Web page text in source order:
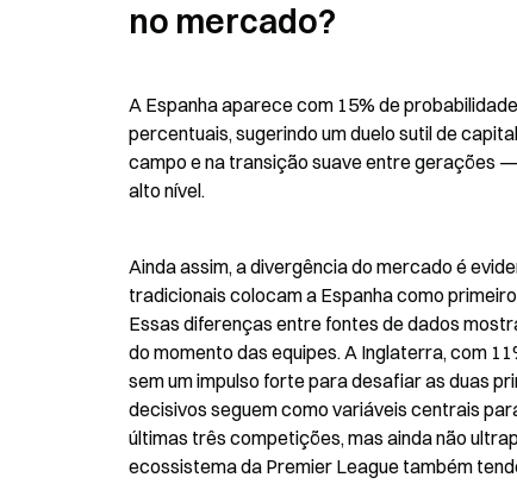
no mercado?
A Espanha aparece com 15% de
percentuais, sugerindo um duelo sutil de
campo e na transição suave entre gerações
alto nível.
Ainda assim, a divergência do mercado é
tradicionais colocam a Espanha como
Essas diferenças entre fontes de dados
do momento das equipes. A Inglaterra, com
sem um impulso forte para desafiar as duas
decisivos seguem como variáveis centrais
últimas três competições, mas ainda não
ecossistema da Premier League também